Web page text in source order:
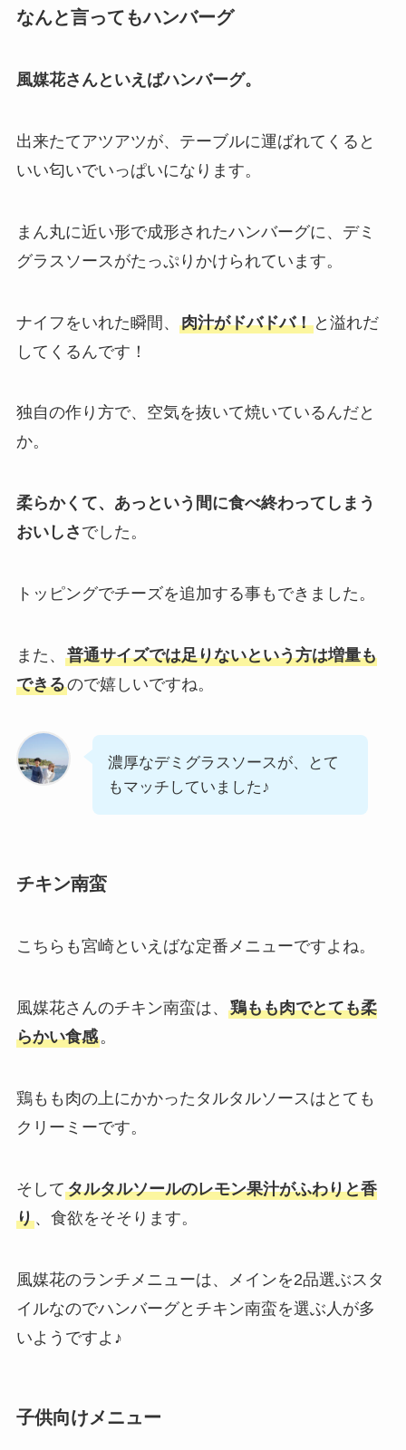
なんと言ってもハンバーグ
風媒花さんといえばハンバーグ。
出来たてアツアツが、テーブルに運ばれてくると
いい匂いでいっぱいになります。
まん丸に近い形で成形されたハンバーグに、デミ
グラスソースがたっぷりかけられています。
ナイフをいれた瞬間、 肉汁がドバドバ！と溢れだ
してくるんです！
独自の作り方で、空気を抜いて焼いているんだと
か。
柔らかくて、あっという間に食べ終わってしまう
おいしさ でした。
トッピングでチーズを追加する事もできました。
また、 普通サイズでは足りないという方は増量も
できるので嬉しいですね。
濃厚なデミグラスソースが、とて
もマッチしていました♪
チキン南蛮
こちらも宮崎といえばな定番メニューですよね。
風媒花さんのチキン南蛮は、 鶏もも肉でとても柔
らかい食感。
鶏もも肉の上にかかったタルタルソースはとても
クリーミーです。
そしてタルタルソールのレモン果汁がふわりと香
り、食欲をそそります。
風媒花のランチメニューは、メインを2品選ぶスタ
イルなのでハンバーグとチキン南蛮を選ぶ人が多
いようですよ♪
子供向けメニュー